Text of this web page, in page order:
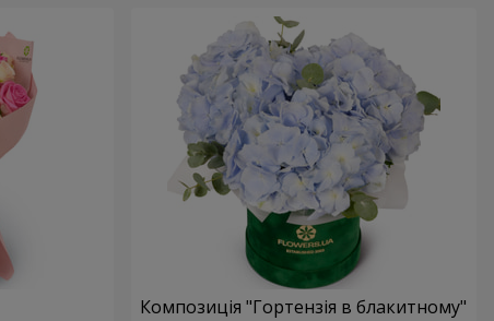
Композиція "Гортензія в блакитному"